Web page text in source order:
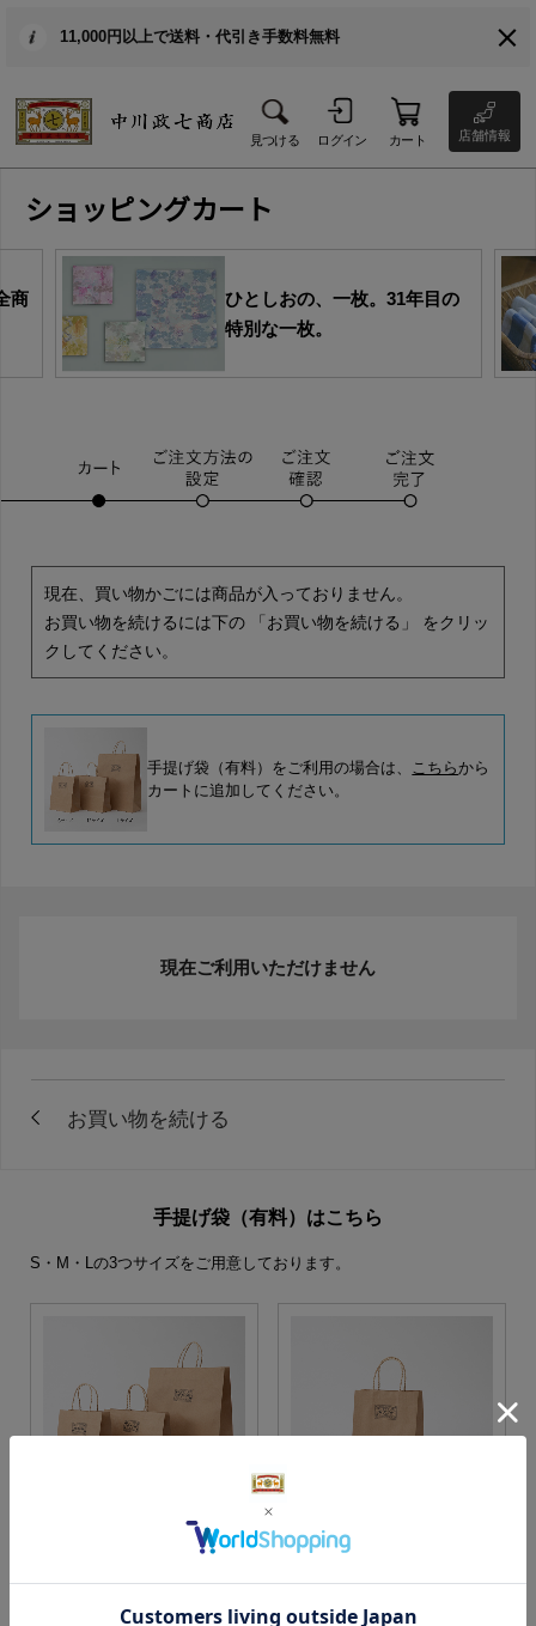
11,000円以上で送料・代引き手数料無料
見つける ログイン カート 店舗情報
ショッピングカート
商
ひとしおの、一枚。31年目の
特別な一枚。
現在、買い物かごには商品が入っておりません。
お買い物を続けるには下の 「お買い物を続ける」 をクリッ
クしてください。
手提げ袋（有料）をご利用の場合は、 こちらから
カートに追加してください。
現在ご利用いただけません
手提げ袋（有料）はこちら
S・M・Lの3つサイズをご用意しております。
S・M・Lサイズより当店に
カートに入れる
Sサイズ
カートに入れる